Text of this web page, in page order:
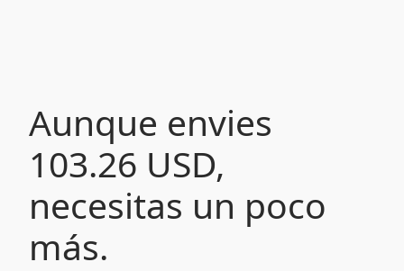
Aunque envies
103.26 USD,
necesitas un poco
más.